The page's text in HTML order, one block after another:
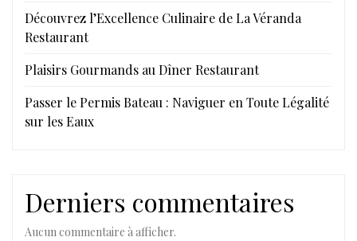
Découvrez l’Excellence Culinaire de La Véranda
Restaurant
Plaisirs Gourmands au Dîner Restaurant
Passer le Permis Bateau : Naviguer en Toute Légalité
sur les Eaux
Derniers commentaires
Aucun commentaire à afficher.